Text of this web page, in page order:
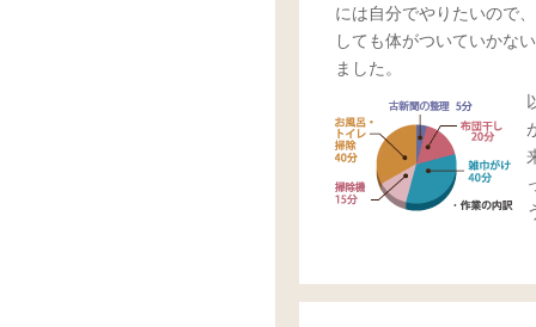
には自分でやりたいので
しても体がついていかな
ました。